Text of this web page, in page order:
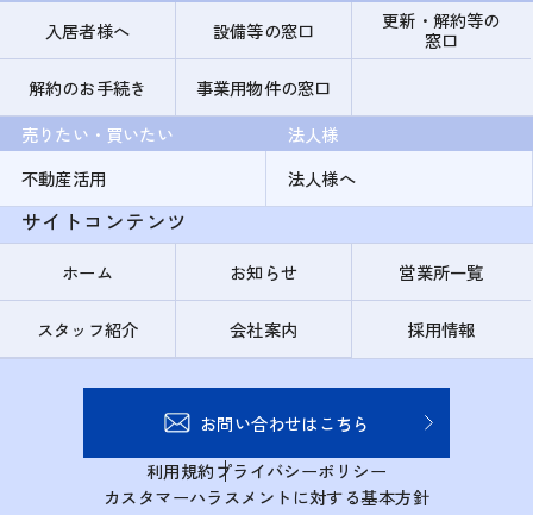
入居者様へ
設備等の窓口
更新・解約等の
窓口
解約のお手続き
事業用物件の窓口
売りたい・買いたい
不動産活用
法人様
法人様へ
サイトコンテンツ
ホーム お知らせ 営業所一覧
スタッフ紹介 会社案内 採用情報
お問い合わせはこちら
利用規約プライバシーポリシー
カスタマーハラスメントに対する基本方針